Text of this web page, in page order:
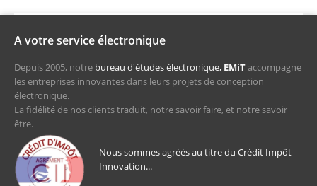
A votre service électronique
Depuis 2005, notre bureau d'études électronique, EMiTaccompagne
les entreprises innovantes dans leurs projets de conception
électronique.
La fidélité de nos clients traduit, notre savoir faire, et notre savoir
être.
Nous sommes agréés au titre du Crédit Impôt
Innovation...